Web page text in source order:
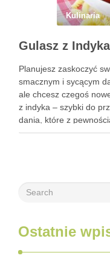
Kulinaria
Planujesz zaskoczyć
smacznym i sycącym
ale chcesz czegoś
z indyka – szybki do
dania, które z
Zastanawiasz się, jak
Ostatnie